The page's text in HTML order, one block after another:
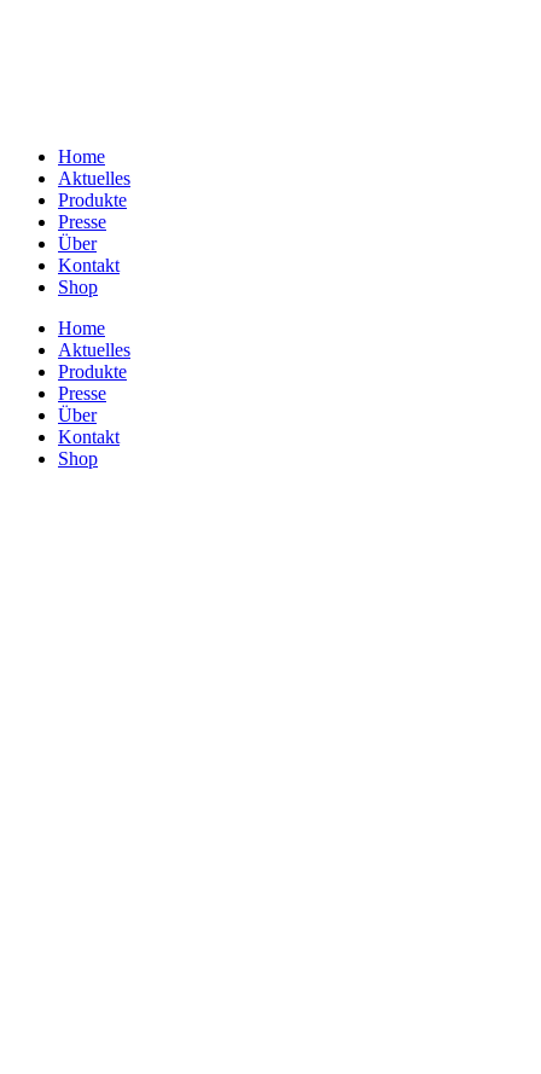
Home
Aktuelles
Produkte
Presse
Über
Kontakt
Shop
Home
Aktuelles
Produkte
Presse
Über
Kontakt
Shop